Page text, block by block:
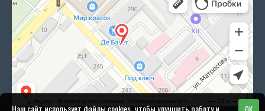
Наш сайт использует файлы cookies, чтобы улучшить работу и